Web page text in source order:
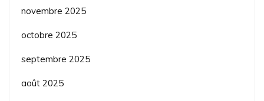
novembre 2025
octobre 2025
septembre 2025
août 2025